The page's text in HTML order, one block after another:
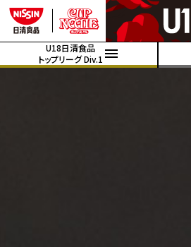
U18日清食品
トップリーグ Div.1